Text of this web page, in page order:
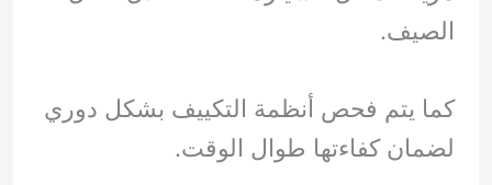
الصيف.
كما يتم فحص أنظمة التكييف بشكل دوري
لضمان كفاءتها طوال الوقت.